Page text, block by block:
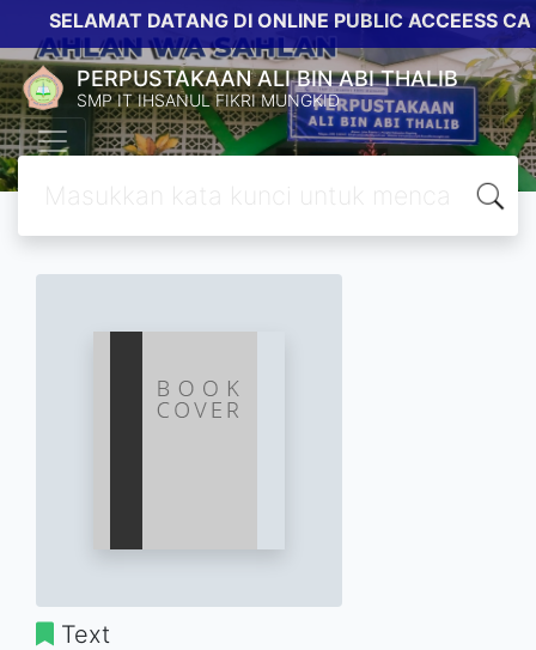
SELAMAT DATANG DI ONLINE PUBLIC ACCEESS
PERPUSTAKAAN ALI BIN ABI THALIB
SMP IT IHSANUL FIKRI MUNGKID
Text